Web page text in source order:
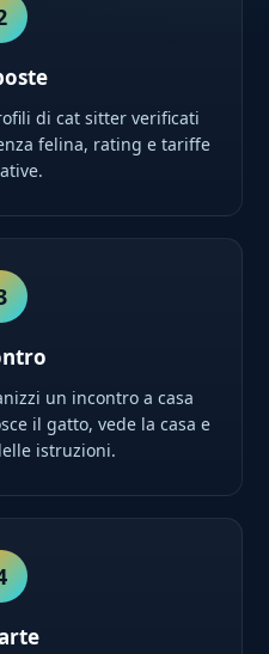
di cat sitter verificati
felina, rating e tariffe
un incontro a casa
il gatto, vede la casa e
istruzioni.